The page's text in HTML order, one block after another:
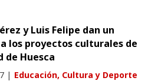
y Luis Felipe dan un
los proyectos culturales de
de Huesca
| Educación, Cultura y Deporte